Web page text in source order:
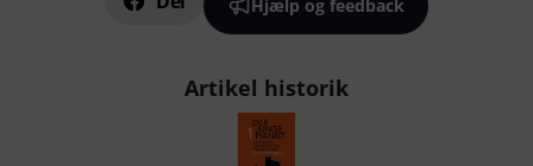
Hjælp og feedback
Artikel historik